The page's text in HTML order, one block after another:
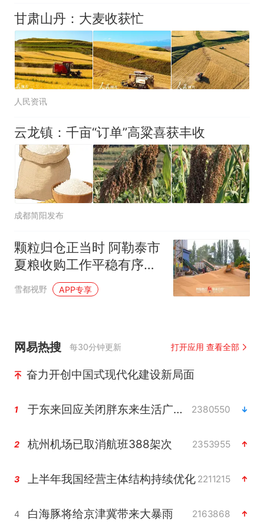
甘肃山丹：大麦收获忙
人民资讯
云龙镇：千亩“订单”高粱喜获丰收
成都简阳发布
颗粒归仓正当时 阿勒泰市
夏粮收购工作平稳有序推
进
雪都视野 APP专享
网易热搜 每30分钟更新 打开应用 查看全部
奋力开创中国式现代化建设新局面
1 于东来回应关闭胖东来生活广场店 2380550
2 杭州机场已取消航班388架次 2353955
3 上半年我国经营主体结构持续优化 2211215
4 白海豚将给京津冀带来大暴雨 2163868